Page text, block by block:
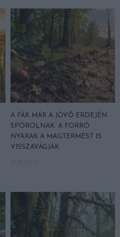
A FÁK MÁR A JÖVŐ ERDEJÉN
SPÓROLNAK: A FORRÓ
NYARAK A MAGTERMÉST IS
VISSZAVÁGJÁK